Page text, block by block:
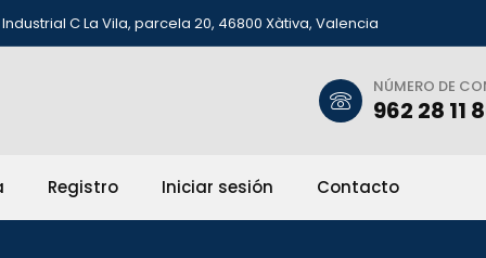
C La Vila, parcela 20, 46800 Xàtiva, Valencia
NÚMERO DE
962 28 11
Registro Iniciar sesión Contacto